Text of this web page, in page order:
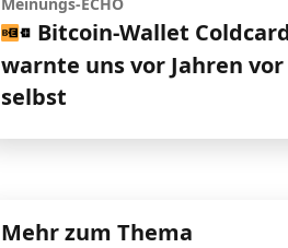
Bitcoin-Wallet Coldcard
warnte uns vor Jahren vor
selbst
Mehr zum Thema